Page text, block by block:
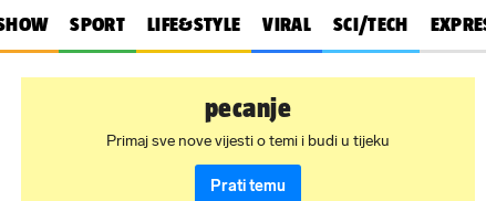
SPORT LIFE&STYLE VIRAL SCI/TECH
pecanje
Primaj sve nove vijesti o temi i budi u tijeku
Prati temu